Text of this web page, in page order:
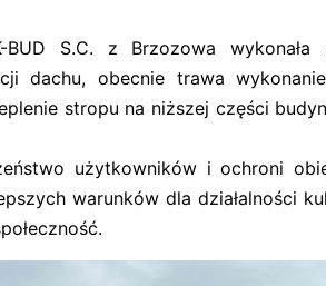
S.C. z Brzozowa wykonała
dachu, obecnie trawa
stropu na niższej części
użytkowników i ochroni
warunków dla działalności